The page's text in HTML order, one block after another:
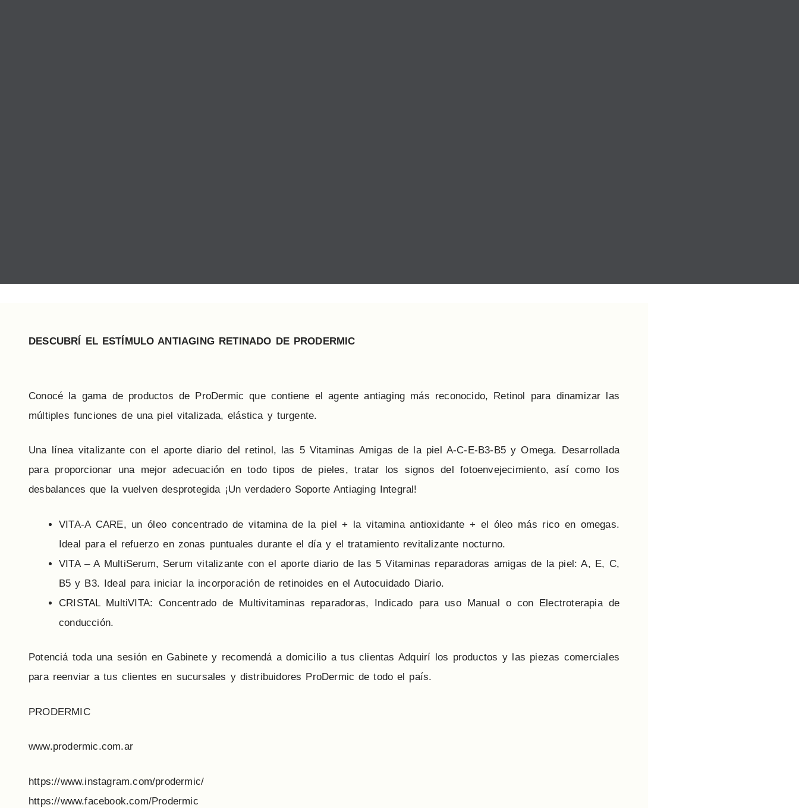
DESCUBRÍ EL ESTÍMULO ANTIAGING RETINADO DE PRODERMIC
Conocé la gama de productos de ProDermic que contiene el agente antiaging más reconocido, Retinol para dinamizar las
múltiples funciones de una piel vitalizada, elástica y turgente.
Una línea vitalizante con el aporte diario del retinol, las 5 Vitaminas Amigas de la piel A-C-E-B3-B5 y Omega. Desarrollada
para proporcionar una mejor adecuación en todo tipos de pieles, tratar los signos del fotoenvejecimiento, así como los
desbalances que la vuelven desprotegida ¡Un verdadero Soporte Antiaging Integral!
VITA-A CARE, un óleo concentrado de vitamina de la piel + la vitamina antioxidante + el óleo más rico en omegas.
Ideal para el refuerzo en zonas puntuales durante el día y el tratamiento revitalizante nocturno.
VITA – A MultiSerum, Serum vitalizante con el aporte diario de las 5 Vitaminas reparadoras amigas de la piel: A, E, C,
B5 y B3. Ideal para iniciar la incorporación de retinoides en el Autocuidado Diario.
CRISTAL MultiVITA: Concentrado de Multivitaminas reparadoras, Indicado para uso Manual o con Electroterapia de
conducción.
Potenciá toda una sesión en Gabinete y recomendá a domicilio a tus clientas Adquirí los productos y las piezas comerciales
para reenviar a tus clientes en sucursales y distribuidores ProDermic de todo el país.
PRODERMIC
www.prodermic.com.ar
https://www.instagram.com/prodermic/
https://www.facebook.com/Prodermic